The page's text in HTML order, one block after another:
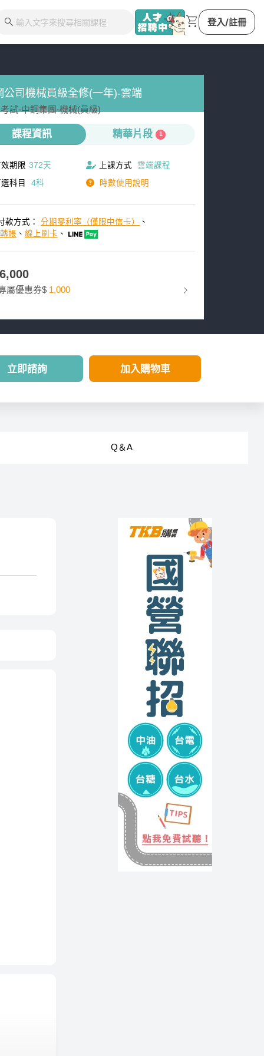
公司機械員級全修(一年)-雲端
試-中鋼集團-機械(員級)
課程資訊 精華片段 1
期限 372天 上課方式
雲端課程
科目
4科 時數使用說明
款方式：分期零利率（僅限中信卡）
、
帳 、 線上刷卡 、
屬優惠券$ 1,000
立即諮詢 加入購物車
Q＆A
search shopping_cart 登入/註冊